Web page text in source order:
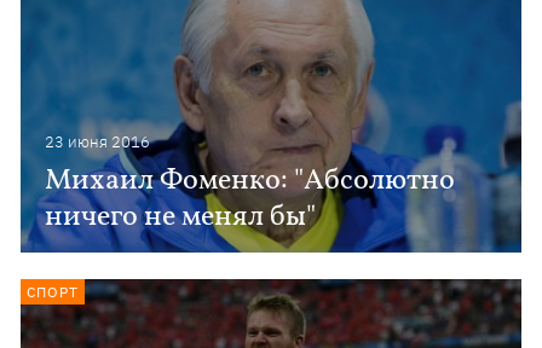
23 июня 2016
Михаил Фоменко: "Абсолютно
ничего не менял бы"
СПОРТ